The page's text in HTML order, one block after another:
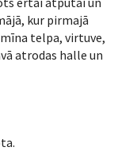
kur pirmajā
telpa, virtuve,
atrodas halle un